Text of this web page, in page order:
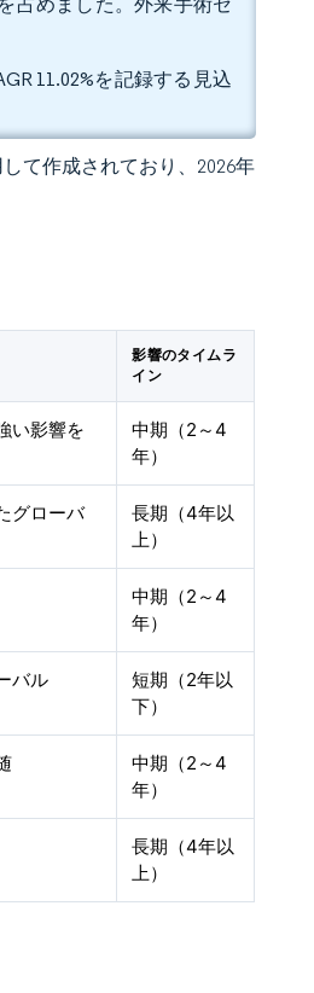
11.02%を記録する見込
て作成されており、2026年
影響のタイムラ
イン
い影響を
中期（2～4
年）
グローバ
長期（4年以
上）
中期（2～4
年）
バル
短期（2年以
下）
中期（2～4
年）
長期（4年以
上）